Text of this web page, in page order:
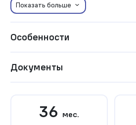
Показать больше
Особенности
Документы
36 мес.